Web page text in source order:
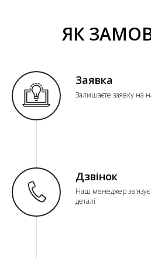
ЯК
Заявка
Залишаєте заявку на
Дзвінок
Наш менеджер
деталі